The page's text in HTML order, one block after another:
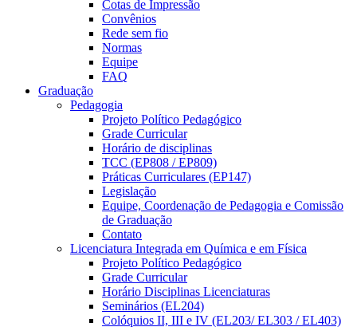
Cotas de Impressão
Convênios
Rede sem fio
Normas
Equipe
FAQ
Graduação
Pedagogia
Projeto Político Pedagógico
Grade Curricular
Horário de disciplinas
TCC (EP808 / EP809)
Práticas Curriculares (EP147)
Legislação
Equipe, Coordenação de Pedagogia e Comissão
de Graduação
Contato
Licenciatura Integrada em Química e em Física
Projeto Político Pedagógico
Grade Curricular
Horário Disciplinas Licenciaturas
Seminários (EL204)
Colóquios II, III e IV (EL203/ EL303 / EL403)